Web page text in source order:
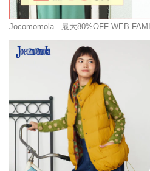
Jocomomola 最大80%OFF WEB